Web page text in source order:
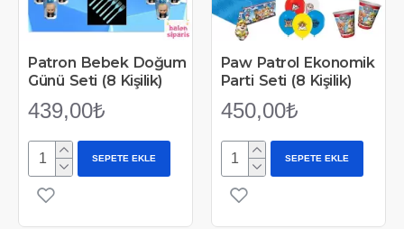
Patron Bebek Doğum
Günü Seti (8 Kişilik)
439,00₺
SEPETE EKLE
Paw Patrol Ekonomik
Parti Seti (8 Kişilik)
450,00₺
SEPETE EKLE